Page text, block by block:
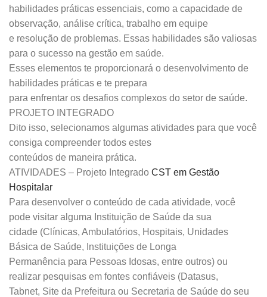
habilidades práticas essenciais, como a capacidade de
observação, análise crítica, trabalho em equipe
e resolução de problemas. Essas habilidades são valiosas
para o sucesso na gestão em saúde.
Esses elementos te proporcionará o desenvolvimento de
habilidades práticas e te prepara
para enfrentar os desafios complexos do setor de saúde.
PROJETO INTEGRADO
Dito isso, selecionamos algumas atividades para que você
consiga compreender todos estes
conteúdos de maneira prática.
ATIVIDADES – Projeto Integrado CST em Gestão
Hospitalar
Para desenvolver o conteúdo de cada atividade, você
pode visitar alguma Instituição de Saúde da sua
cidade (Clínicas, Ambulatórios, Hospitais, Unidades
Básica de Saúde, Instituições de Longa
Permanência para Pessoas Idosas, entre outros) ou
realizar pesquisas em fontes confiáveis (Datasus,
Tabnet, Site da Prefeitura ou Secretaria de Saúde do seu